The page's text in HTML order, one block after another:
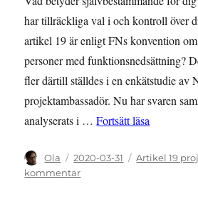
har tillräckliga val i och kontroll över
artikel 19 är enligt FNs konvention
personer med funktionsnedsättning?
fler därtill ställdes i en enkätstudie av
projektambassadör. Nu har svaren
analyserats i …Fortsätt läsa
Författare
Ola
Publicerat
den
2020-03-31 Kategorier
Artikel 19
kommentartill